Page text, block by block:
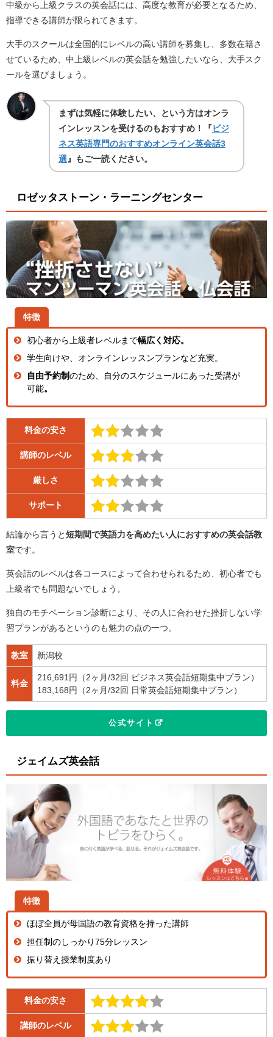
中級から上級クラスの英会話には、高度な教育が必要となるため、
指導できる講師が限られてきます。
大手のスクールは全国的にレベルの高い講師を募集し、多数在籍さ
せているため、中上級レベルの英会話を勉強したいなら、大手スク
ールを選びましょう。
まずは気軽に体験したい、という方はオンラ
インレッスンを受けるのもおすすめ！『 ビジ
ネス英語専門のおすすめオンライン英会話3
選 』もご一読ください。
ロゼッタストーン・ラーニングセンター
特徴
初心者から上級者レベルまで幅広く対応。
学生向けや、オンラインレッスンプランなど充実。
自由予約制 のため、自分のスケジュールにあった受講が
可能。
料金の安さ
講師のレベル
厳しさ
サポート
結論から言うと 短期間で英語力を高めたい人におすすめの英会話教
室です。
英会話のレベルは各コースによって合わせられるため、初心者でも
上級者でも問題ないでしょう。
独自のモチベーション診断により、その人に合わせた挫折しない学
習プランがあるというのも魅力の点の一つ。
教室 新潟校
料金
216,691円（2ヶ月/32回 ビジネス英会話短期集中プラン）
183,168円（2ヶ月/32回 日常英会話短期集中プラン）
公式サイト
ジェイムズ英会話
特徴
ほぼ全員が母国語の教育資格を持った講師
担任制のしっかり75分レッスン
振り替え授業制度あり
料金の安さ
講師のレベル